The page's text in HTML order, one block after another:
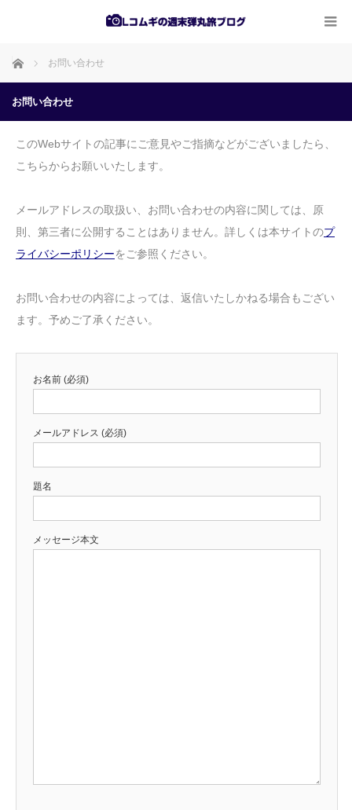
ホーム お問い合わせ
お問い合わせ
このWebサイトの記事にご意見やご指摘などがございましたら、
こちらからお願いいたします。
メールアドレスの取扱い、お問い合わせの内容に関しては、原
則、第三者に公開することはありません。詳しくは本サイトのプ
ライバシーポリシーをご参照ください。
お問い合わせの内容によっては、返信いたしかねる場合もござい
ます。予めご了承ください。
お名前 (必須)
メールアドレス (必須)
題名
メッセージ本文